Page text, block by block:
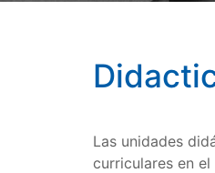
Las unidades
curriculares en